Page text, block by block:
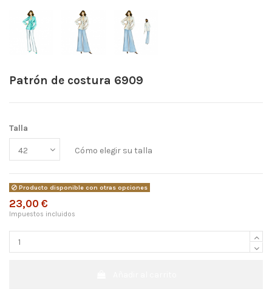
Patrón de costura 6909
Talla
Cómo elegir su talla
Producto disponible con otras opciones
23,00 €
Impuestos incluidos